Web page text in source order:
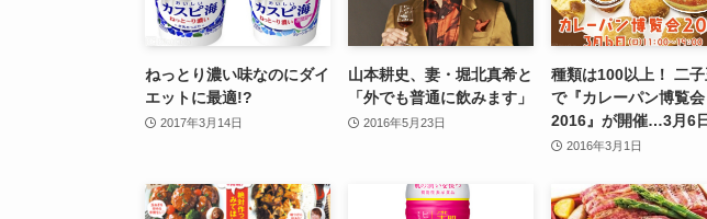
ねっとり濃い味なのにダイ
エットに最適!?
2017年3月14日
山本耕史、妻・堀北真希と
「外でも普通に飲みます」
2016年5月23日
種類は100以上！ 二子
で『カレーパン博覧会
2016』が開催…3月6
2016年3月1日